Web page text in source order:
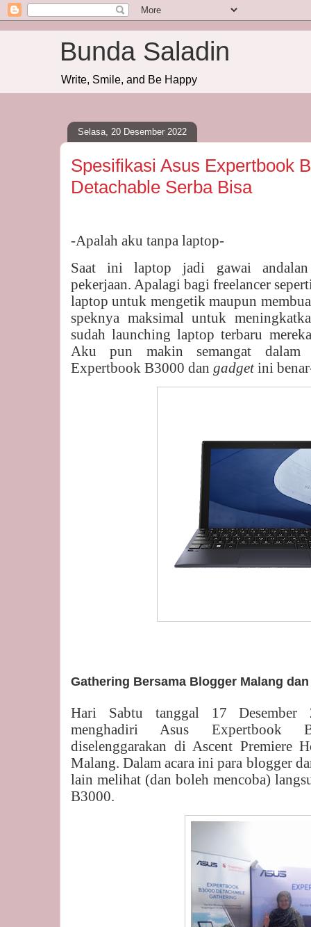
Bunda Saladin
Write, Smile, and Be Happy
Selasa, 20 Desember 2022
Spesifikasi Asus Expertbook
Detachable Serba Bisa
-Apalah aku tanpa laptop-
Saat ini laptop jadi gawai
pekerjaan. Apalagi bagi freelancer
laptop untuk mengetik maupun
speknya maksimal untuk
sudah launching laptop terbaru
Aku pun makin semangat dalam
Expertbook B3000 dan gadgetini
Gathering Bersama Blogger Malang
Hari Sabtu tanggal 17 Desember
menghadiri Asus Expertbook
diselenggarakan di Ascent Premiere
Malang. Dalam acara ini para blogger
lain melihat (dan boleh mencoba)
B3000.